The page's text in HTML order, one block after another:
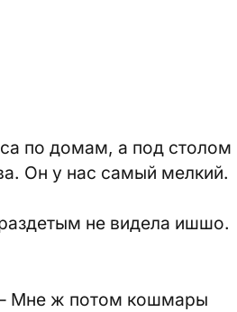
по домам, а под столом
Он у нас самый мелкий.
не видела ишшо.
– Мне ж потом кошмары